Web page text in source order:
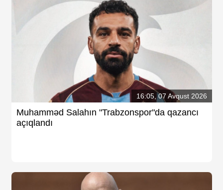
16:05, 07 Avqust 2026
Muhamməd Salahın "Trabzonspor"da qazancı
açıqlandı